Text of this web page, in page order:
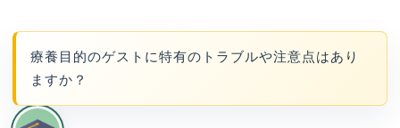
療養目的のゲストに特有のトラブルや注意点はあり
ますか？